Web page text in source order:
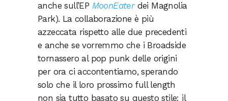
anche sull’EP MoonEaterdei Magnolia
Park). La collaborazione è più
azzeccata rispetto alle due precedenti
e anche se vorremmo che i Broadside
tornassero al pop punk delle origini
per ora ci accontentiamo, sperando
solo che il loro prossimo full length
non sia tutto basato su questo stile: il